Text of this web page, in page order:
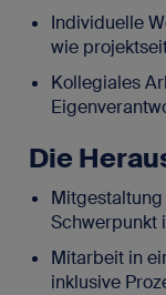
Individuelle
wie
Kollegiales
Die
Schwerpunkt
Mitarbeit in
inklusive